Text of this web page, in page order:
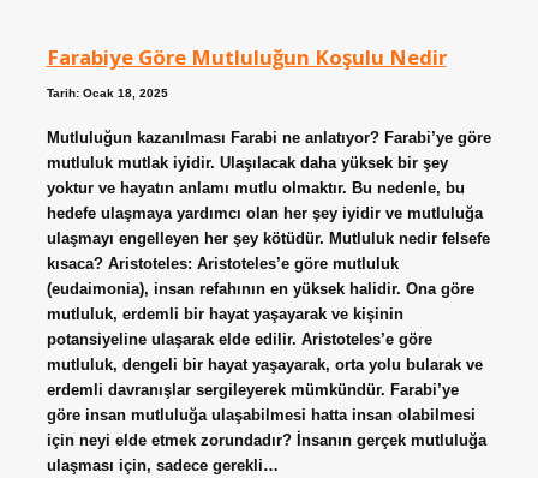
Farabiye Göre Mutluluğun Koşulu Nedir
Tarih: Ocak 18, 2025
Mutluluğun kazanılması Farabi ne anlatıyor? Farabi’ye göre
mutluluk mutlak iyidir. Ulaşılacak daha yüksek bir şey
yoktur ve hayatın anlamı mutlu olmaktır. Bu nedenle, bu
hedefe ulaşmaya yardımcı olan her şey iyidir ve mutluluğa
ulaşmayı engelleyen her şey kötüdür. Mutluluk nedir felsefe
kısaca? Aristoteles: Aristoteles’e göre mutluluk
(eudaimonia), insan refahının en yüksek halidir. Ona göre
mutluluk, erdemli bir hayat yaşayarak ve kişinin
potansiyeline ulaşarak elde edilir. Aristoteles’e göre
mutluluk, dengeli bir hayat yaşayarak, orta yolu bularak ve
erdemli davranışlar sergileyerek mümkündür. Farabi’ye
göre insan mutluluğa ulaşabilmesi hatta insan olabilmesi
için neyi elde etmek zorundadır? İnsanın gerçek mutluluğa
ulaşması için, sadece gerekli…